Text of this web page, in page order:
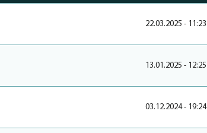
22.03.2025 - 11:23
13.01.2025 - 12:25
03.12.2024 - 19:24